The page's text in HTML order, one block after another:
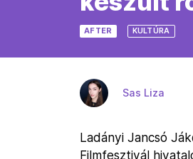
AFTER KULTÚRA
Sas Liza
Ladányi Jancsó
Filmfesztivál